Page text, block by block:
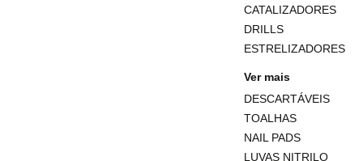
CATALIZADORES
DRILLS
ESTRELIZADORES
Ver mais
DESCARTÁVEIS
TOALHAS
NAIL PADS
LUVAS NITRILO